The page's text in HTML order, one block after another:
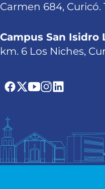
Carmen 684, Curicó.
Campus San Isidro
km. 6 Los Niches,